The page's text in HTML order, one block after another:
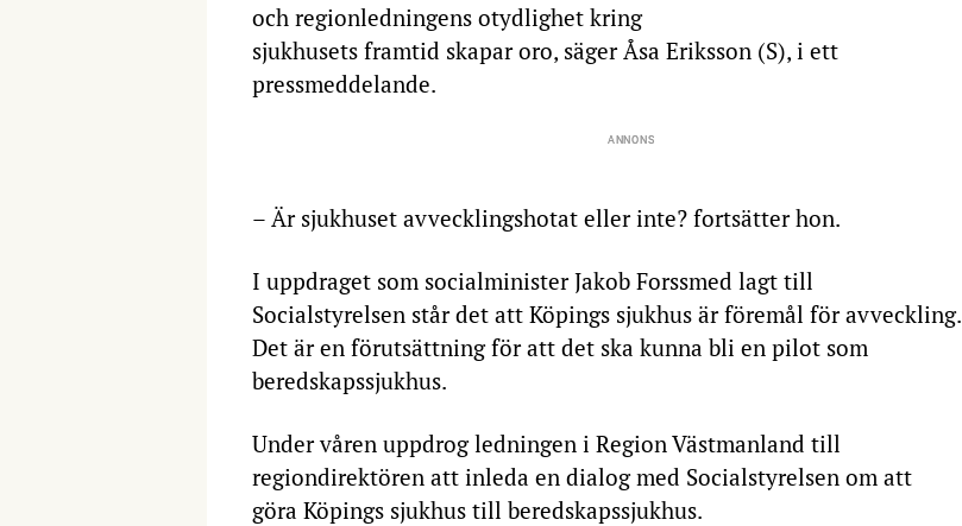
och regionledningens otydlighet kring
sjukhusets framtid skapar oro, säger Åsa Eriksson (S), i ett
pressmeddelande.
– Är sjukhuset avvecklingshotat eller inte? fortsätter hon.
I uppdraget som socialminister Jakob Forssmed lagt till
Socialstyrelsen står det att Köpings sjukhus är föremål för avveckling.
Det är en förutsättning för att det ska kunna bli en pilot som
beredskapssjukhus.
Under våren uppdrog ledningen i Region Västmanland till
regiondirektören att inleda en dialog med Socialstyrelsen om att
göra Köpings sjukhus till beredskapssjukhus.